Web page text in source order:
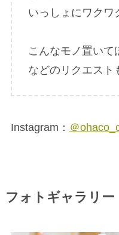
いっしょにワクワ
こんなモノ置いて
などのリクエスト
Instagram： ＠
フォトギャラリー